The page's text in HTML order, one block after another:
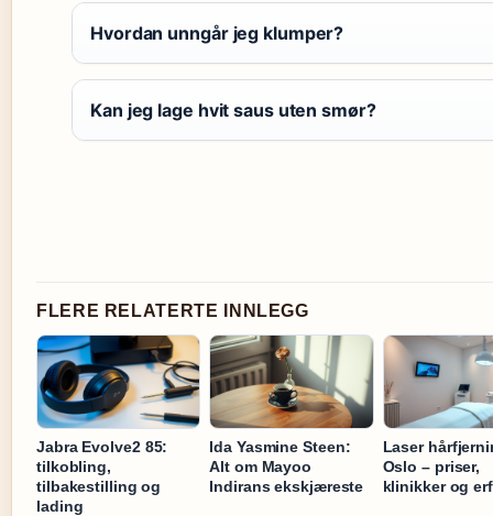
Hvordan unngår jeg klumper?
Kan jeg lage hvit saus uten smør?
FLERE RELATERTE INNLEGG
Jabra Evolve2 85:
tilkobling,
tilbakestilling og
lading
Ida Yasmine Steen:
Alt om Mayoo
Indirans ekskjæreste
Laser
Oslo – priser,
klinikker og